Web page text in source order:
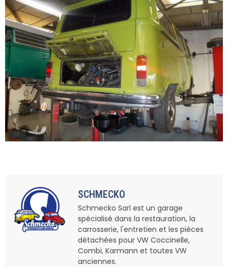
SCHMECKO
Schmecko Sarl est un garage
spécialisé dans la restauration, la
carrosserie, l'entretien et les pièces
détachées pour VW Coccinelle,
Combi, Karmann et toutes VW
anciennes.